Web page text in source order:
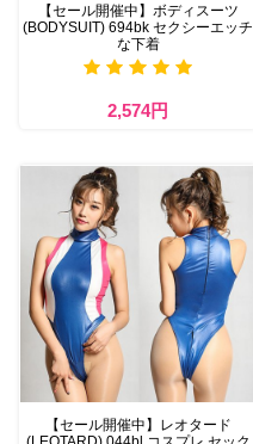
【セール開催中】ボディスーツ
(BODYSUIT) 694bk セクシーエッチ
な下着
2,574円
【セール開催中】レオタード